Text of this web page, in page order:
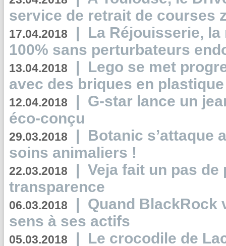
service de retrait de courses
17.04.2018 | La Réjouisserie,
100% sans perturbateurs
13.04.2018 | Lego se met
avec des briques en
12.04.2018 | G-star lance un
éco-conçu
29.03.2018 | Botanic s’attaque
soins animaliers !
22.03.2018 | Veja fait un pas de
transparence
06.03.2018 | Quand BlackRock
sens à ses actifs
05.03.2018 | Le crocodile de